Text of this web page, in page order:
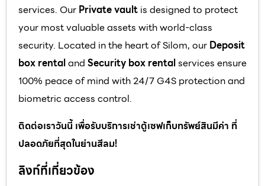
services. Our Private vault is designed to protect
your most valuable assets with world-class
security. Located in the heart of Silom, our Deposit
box rentaland Security box rentalservices ensure
100% peace of mind with 24/7 G4S protection and
biometric access control.
ติดต่อเราวันนี้ เพื่อรับบริการเช่าตู้เซฟเก็บทรัพย์สินมีค่า ที่
ปลอดภัยที่สุดในย่านสีลม!
ลิงก์ที่เกี่ยวข้อง